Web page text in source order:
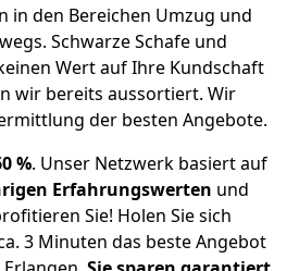
in den Bereichen Umzug und
Schwarze Schafe und
Wert auf Ihre Kundschaft
wir bereits aussortiert. Wir
der besten Angebote.
%. Unser Netzwerk basiert auf
Erfahrungswerten und
Sie! Holen Sie sich
3 Minuten das beste Angebot